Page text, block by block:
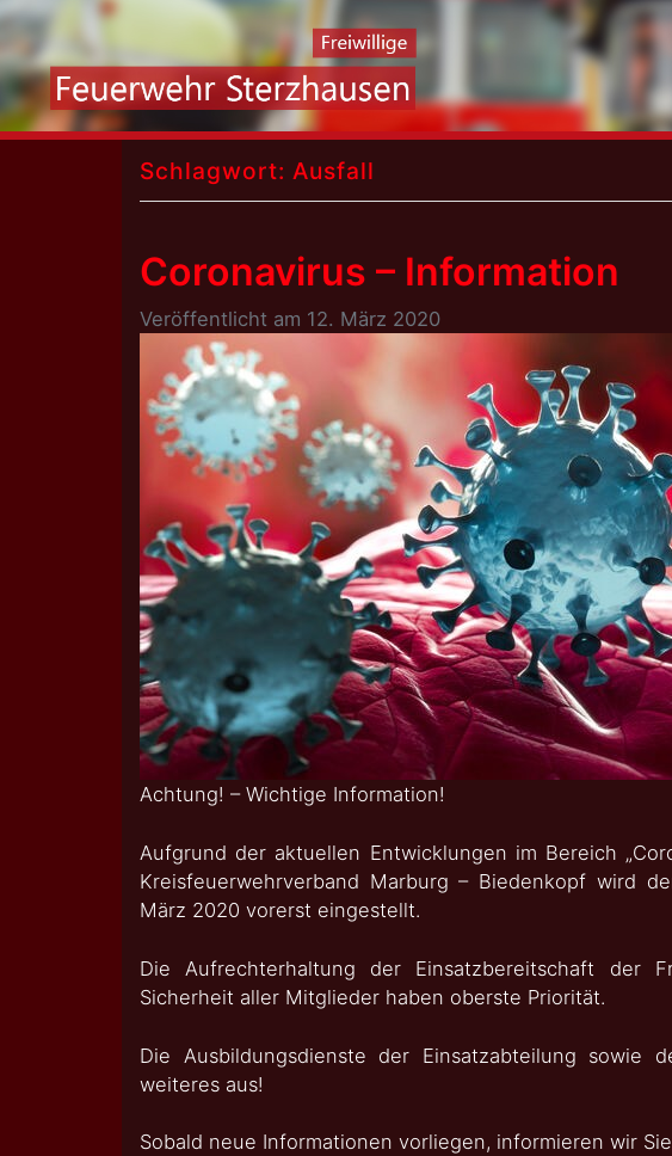
Skip
content
Schlagwort: Ausfall
Coronavirus – Information
Veröffentlicht am 12. März 2020
Achtung! – Wichtige Information!
Aufgrund der aktuellen Entwicklungen im Bereich
Kreisfeuerwehrverband Marburg – Biedenkopf wird
März 2020 vorerst eingestellt.
Die Aufrechterhaltung der Einsatzbereitschaft der
Sicherheit aller Mitglieder haben oberste Priorität.
Die Ausbildungsdienste der Einsatzabteilung sowie
weiteres aus!
Sobald neue Informationen vorliegen, informieren wir